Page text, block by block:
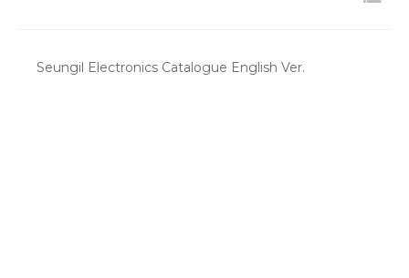
Seungil Electronics Catalogue English Ver.